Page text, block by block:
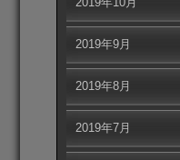
2019年9月
2019年8月
2019年7月